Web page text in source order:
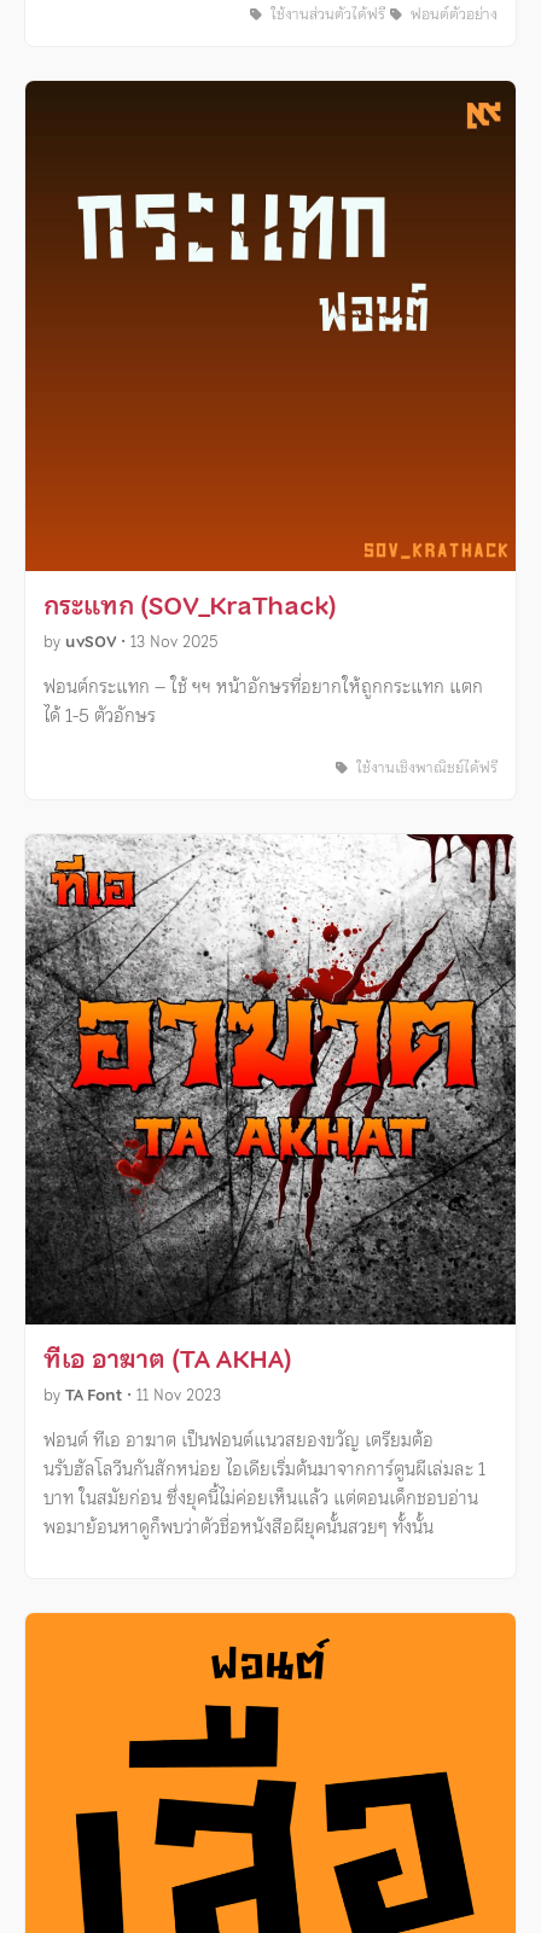
ใช้งานส่วนตัวได้ฟรี ฟอนต์ตัวอย่าง
กระแทก (SOV_KraThack)
by uvSOV • 13 Nov 2025
ฟอนต์กระแทก – ใช้ ฯฯ หน้าอักษรที่อยากให้ถูกกระแทก แตก
ได้ 1-5 ตัวอักษร
ใช้งานเชิงพาณิชย์ได้ฟรี
ทีเอ อาฆาต (TA AKHA)
byTA Font • 11 Nov 2023
ฟอนต์ ทีเอ อาฆาต เป็นฟอนต์แนวสยองขวัญ เตรียมต้อ
นรับฮัลโลวีนกันสักหน่อย ไอเดียเริ่มต้นมาจากการ์ตูนผีเล่มละ 1
บาท ในสมัยก่อน ซึ่งยุคนี้ไม่ค่อยเห็นแล้ว แต่ตอนเด็กชอบอ่าน
พอมาย้อนหาดูก็พบว่าตัวชื่อหนังสือผียุคนั้นสวยๆ ทั้งนั้น